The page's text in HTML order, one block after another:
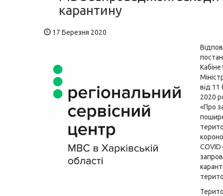
карантину
17 Березня 2020
від 11
2020
«Про